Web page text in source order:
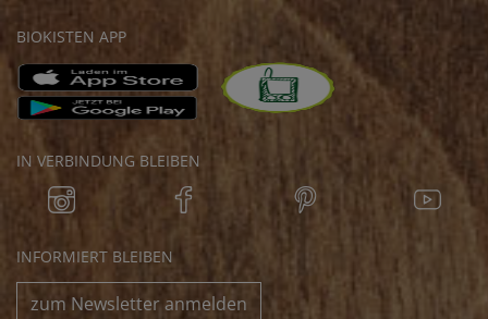
BIOKISTEN APP
IN VERBINDUNG BLEIBEN
INFORMIERT BLEIBEN
zum Newsletter anmelden